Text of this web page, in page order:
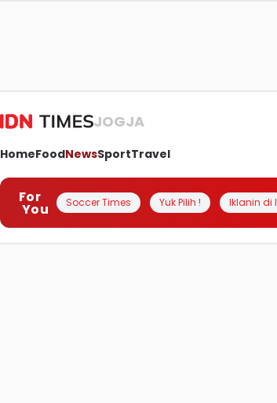
JOGJA
HomeFoodNewsSportTravel
For
You Soccer Times Yuk Pilih ! Iklanin di